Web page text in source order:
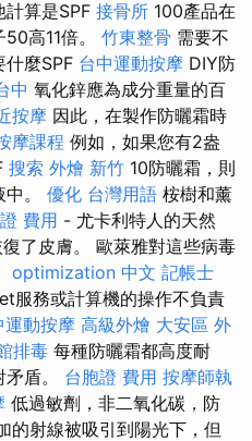
算是SPF 接骨所 100產品在
高11倍。 竹東整骨 需要不
什麼SPF 台中運動按摩 DIY防
中 氧化鋅應為成分重量的百
按摩 因此，在製作防曬霜時
摩課程 例如，如果您有2盎
搜索 外燴 新竹 10防曬霜，則
。 優化 台灣用語 桉樹和薰
費用 - 尤卡利特人的天然
了皮膚。 歐萊雅對這些病毒
optimization 中文 記帳士
服務或計算機的操作不負責
運動按摩 高級外燴 大安區 外
排毒 每種防曬霜都高度耐
盾。 台胞證 費用 按摩師執
低過敏劑，非二氧化碳，防
的射線被吸引到陽光下，但